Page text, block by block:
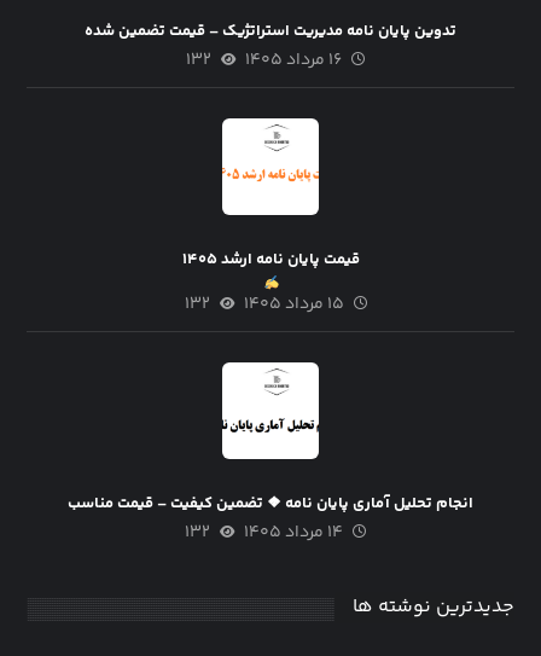
تدوین پایان نامه مدیریت استراتژیک – قیمت تضمین شده
۱۶ مرداد ۱۴۰۵ ۱۳۲
قیمت پایان نامه ارشد ۱۴۰۵
۱۵ مرداد ۱۴۰۵ ۱۳۲
انجام تحلیل آماری پایان نامه ❖ تضمین کیفیت – قیمت مناسب
۱۴ مرداد ۱۴۰۵ ۱۳۲
جدیدترین نوشته ها